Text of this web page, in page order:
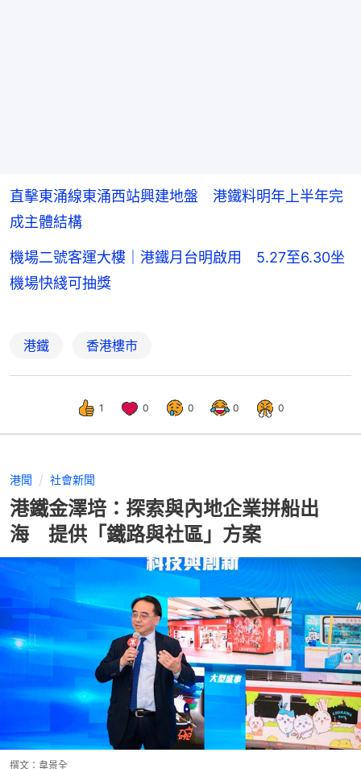
直擊東涌線東涌西站興建地盤 港鐵料明年上半年完
成主體結構
機場二號客運大樓｜港鐵月台明啟用 5.27至6.30坐
機場快綫可抽獎
港鐵 香港樓市
1 0 0 0 0
港聞 社會新聞
港鐵金澤培：探索與內地企業拼船出
海 提供「鐵路與社區」方案
撰文： 韋景全